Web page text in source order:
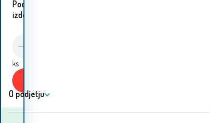
Podobni
izdelki:
ks
O podjetju